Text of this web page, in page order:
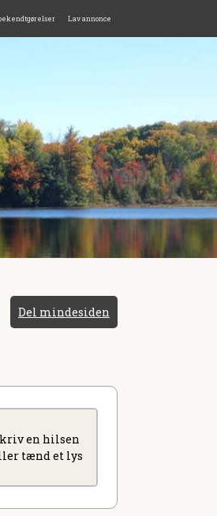
Lav annonce
Del mindesiden
en hilsen
tænd et lys